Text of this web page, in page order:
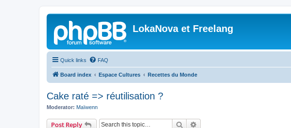
LokaNova et Freelang
Quick links FAQ
Board index Espace Cultures Recettes du Monde
Cake raté => réutilisation ?
Moderator: Maïwenn
Post Reply Search